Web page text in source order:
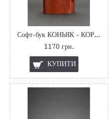
Софт-бук КОНЬЯК - КОРИЧНЕВИЙ
1170 грн.
КУПИТИ